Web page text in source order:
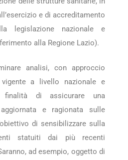
e di accreditamento
legislazione nazionale e
alla Regione Lazio).
analisi, con approccio
a livello nazionale e
finalità di assicurare una
e ragionata sulle
di sensibilizzare sulla
statuiti dai più recenti
ad esempio, oggetto di